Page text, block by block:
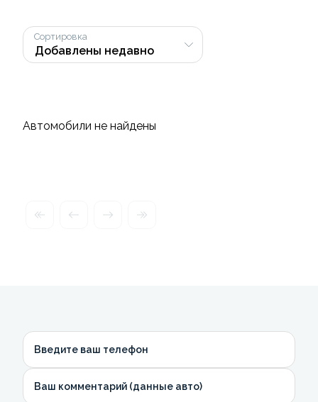
Сортировка
Автомобили не найдены
Введите ваш телефон
Ваш комментарий (данные авто)